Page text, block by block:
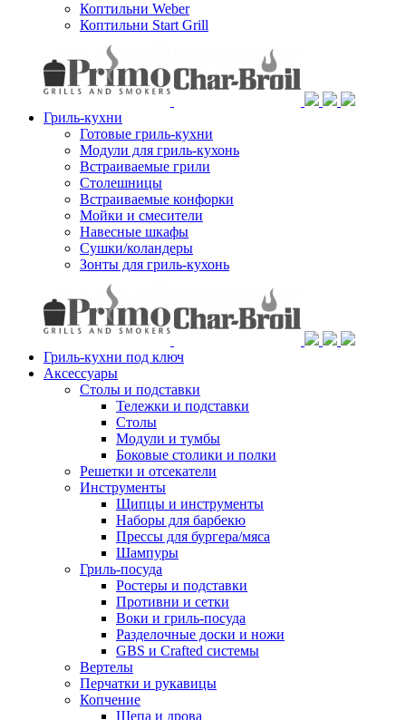
Коптильни Weber
Коптильни Start Grill
Гриль-кухни
Готовые гриль-кухни
Модули для гриль-кухонь
Встраиваемые грили
Столешницы
Встраиваемые конфорки
Мойки и смесители
Навесные шкафы
Сушки/коландеры
Зонты для гриль-кухонь
Гриль-кухни под ключ
Аксессуары
Столы и подставки
Тележки и подставки
Столы
Модули и тумбы
Боковые столики и полки
Решетки и отсекатели
Инструменты
Щипцы и инструменты
Наборы для барбекю
Прессы для бургера/мяса
Шампуры
Гриль-посуда
Ростеры и подставки
Противни и сетки
Воки и гриль-посуда
Разделочные доски и ножи
GBS и Crafted системы
Вертелы
Перчатки и рукавицы
Копчение
Щепа и дрова